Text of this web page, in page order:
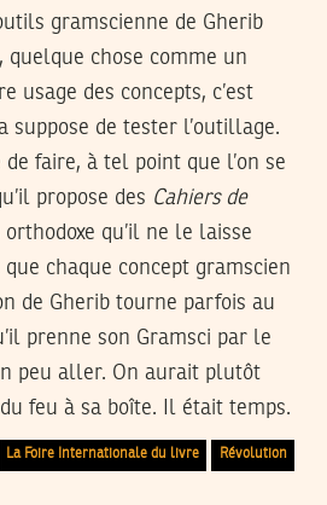
gramscienne de Gherib
quelque chose comme un
usage des concepts, c’est
suppose de tester l’outillage.
de faire, à tel point que l’on se
propose des Cahiers de
qu’il ne le laisse
chaque concept gramscien
de Gherib tourne parfois au
prenne son Gramsci par le
peu aller. On aurait plutôt
feu à sa boîte. Il était temps.
La Foire Internationale du livre Révolution